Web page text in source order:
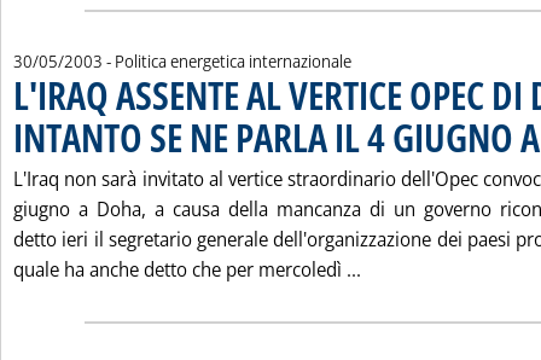
30/05/2003 - Politica energetica internazionale
L'IRAQ ASSENTE AL VERTICE OPEC DI
INTANTO SE NE PARLA IL 4 GIUGNO
L'Iraq non sarà invitato al vertice straordinario dell'Opec
giugno a Doha, a causa della mancanza di un governo
detto ieri il segretario generale dell'organizzazione dei paesi
quale ha anche detto che per mercoledì ...